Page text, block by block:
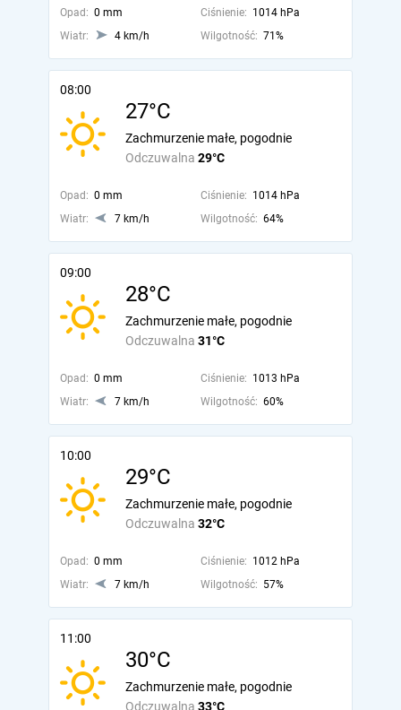
Opad: 0 mm Ciśnienie: 1014 hPa
Wiatr:
4 km/h Wilgotność: 71%
08:00
27°C
Odczuwalna 29°C
Zachmurzenie małe, pogodnie
Opad: 0 mm Ciśnienie: 1014 hPa
Wiatr:
7 km/h Wilgotność: 64%
09:00
28°C
Odczuwalna 31°C
Zachmurzenie małe, pogodnie
Opad: 0 mm Ciśnienie: 1013 hPa
Wiatr:
7 km/h Wilgotność: 60%
10:00
29°C
Odczuwalna 32°C
Zachmurzenie małe, pogodnie
Opad: 0 mm Ciśnienie: 1012 hPa
Wiatr:
7 km/h Wilgotność: 57%
11:00
30°C
Odczuwalna 33°C
Zachmurzenie małe, pogodnie